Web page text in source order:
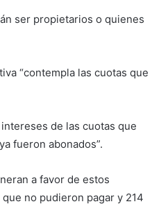
ser propietarios o quienes
“contempla las cuotas que
de las cuotas que
fueron abonados”.
a favor de estos
no pudieron pagar y 214